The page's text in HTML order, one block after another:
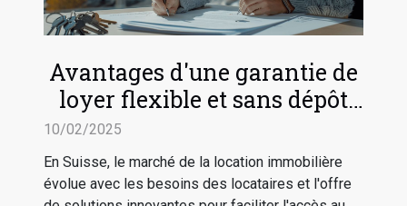
Avantages d'une garantie de
loyer flexible et sans dépôt
10/02/2025
En Suisse, le marché de la location immobilière
évolue avec les besoins des locataires et l'offre